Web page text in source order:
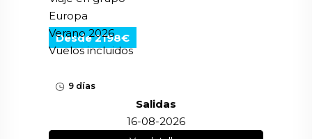
Desde 2198€
Europa
Verano 2026
Vuelos incluidos
9 días
Salidas
16-08-2026